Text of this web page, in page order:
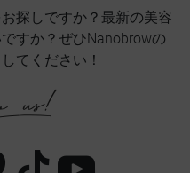
探しですか？最新の美容
すか？ぜひNanobrowの
てください！